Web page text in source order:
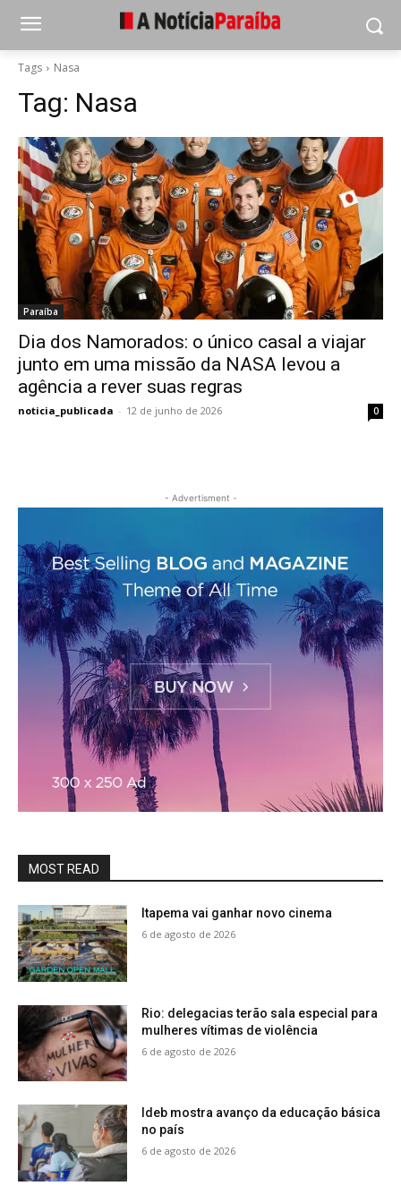
Tags Nasa
Tag: Nasa
Paraíba
Dia dos Namorados: o único casal a viajar
junto em uma missão da NASA levou a
agência a rever suas regras
noticia_publicada - 12 de junho de 2026 0
- Advertisment -
MOST READ
Itapema vai ganhar novo cinema
6 de agosto de 2026
Rio: delegacias terão sala especial para
mulheres vítimas de violência
6 de agosto de 2026
Ideb mostra avanço da educação básica
no país
6 de agosto de 2026